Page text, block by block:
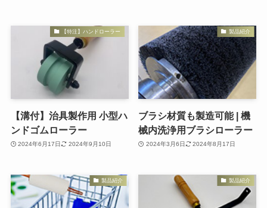
【特注】ハンドローラー
【溝付】治具製作用 小型ハ
ンドゴムローラー
2024年6月17日 2024年9月10日
製品紹介
ブラシ材質も製造可能 | 機
械内洗浄用ブラシローラー
2024年3月6日 2024年8月17日
製品紹介 製品紹介